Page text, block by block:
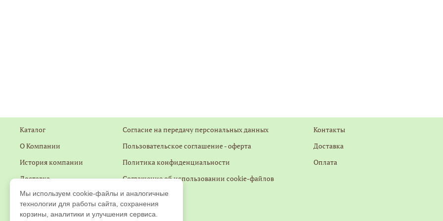
Каталог
О Компании
История компании
Доставка
Оплата
Согласие на передачу персональных данных
Пользовательское соглашение - оферта
Политика конфиденциальности
Соглашение об использовании cookie-файлов
Контакты
Обратная связь
Контакты
Доставка
Оплата
Мы используем cookie-файлы и аналогичные
технологии для работы сайта, сохранения
корзины, аналитики и улучшения сервиса.